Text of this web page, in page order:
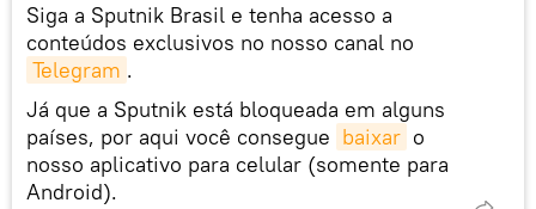
Siga a Sputnik Brasil e tenha acesso a
conteúdos exclusivos no nosso canal no
Telegram .
Já que a Sputnik está bloqueada em alguns
países, por aqui você consegue baixar o
nosso aplicativo para celular (somente para
Android).